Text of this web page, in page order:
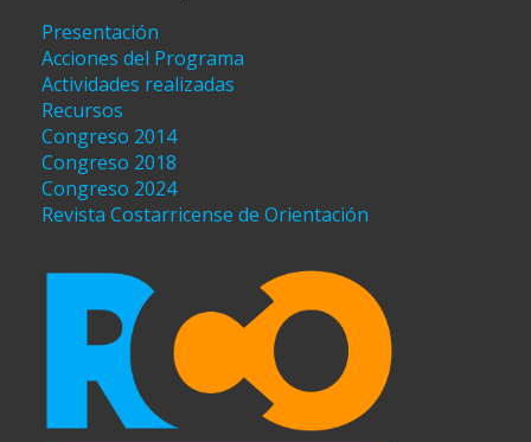
Presentación
Acciones del Programa
Actividades realizadas
Recursos
Congreso 2014
Congreso 2018
Congreso 2024
Revista Costarricense de Orientación